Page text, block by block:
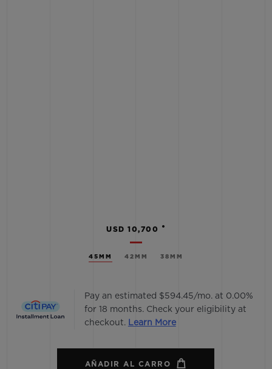
45MM 42MM 38MM
USD 10,700 •
Pay an estimated $594.45/mo. at 0.00%
for 18 months. Check your eligibility at
checkout. Learn More
AÑADIR AL CARRO